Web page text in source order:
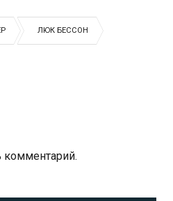
ЛЮК БЕССОН
комментарий.